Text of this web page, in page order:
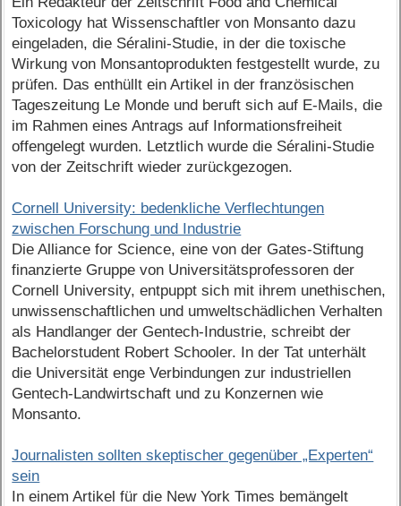
Toxicology hat Wissenschaftler von Monsanto dazu
eingeladen, die Séralini-Studie, in der die toxische
Wirkung von Monsantoprodukten festgestellt wurde, zu
prüfen. Das enthüllt ein Artikel in der französischen
Tageszeitung Le Monde und beruft sich auf E-Mails, die
im Rahmen eines Antrags auf Informationsfreiheit
offengelegt wurden. Letztlich wurde die Séralini-Studie
von der Zeitschrift wieder zurückgezogen.
Cornell University: bedenkliche Verflechtungen
zwischen Forschung und Industrie
Die Alliance for Science, eine von der Gates-Stiftung
finanzierte Gruppe von Universitätsprofessoren der
Cornell University, entpuppt sich mit ihrem unethischen,
unwissenschaftlichen und umweltschädlichen Verhalten
als Handlanger der Gentech-Industrie, schreibt der
Bachelorstudent Robert Schooler. In der Tat unterhält
die Universität enge Verbindungen zur industriellen
Gentech-Landwirtschaft und zu Konzernen wie
Monsanto.
Journalisten sollten skeptischer gegenüber „Experten“
sein
In einem Artikel für die New York Times bemängelt